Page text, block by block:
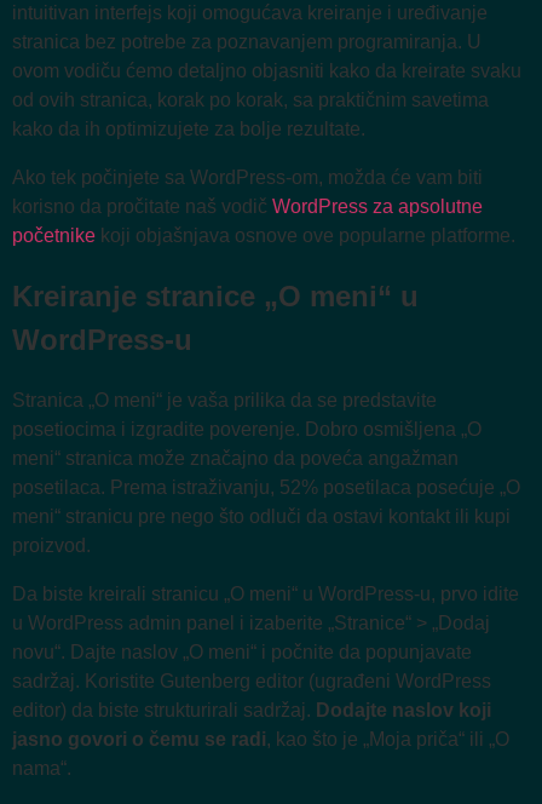
intuitivan interfejs koji omogućava kreiranje i uređivanje
stranica bez potrebe za poznavanjem programiranja. U
ovom vodiču ćemo detaljno objasniti kako da kreirate svaku
od ovih stranica, korak po korak, sa praktičnim savetima
kako da ih optimizujete za bolje rezultate.
Ako tek počinjete sa WordPress-om, možda će vam biti
korisno da pročitate naš vodič WordPress za apsolutne
početnike koji objašnjava osnove ove popularne platforme.
Kreiranje stranice „O meni“ u
WordPress-u
Stranica „O meni“ je vaša prilika da se predstavite
posetiocima i izgradite poverenje. Dobro osmišljena „O
meni“ stranica može značajno da poveća angažman
posetilaca. Prema istraživanju, 52% posetilaca posećuje „O
meni“ stranicu pre nego što odluči da ostavi kontakt ili kupi
proizvod.
Da biste kreirali stranicu „O meni“ u WordPress-u, prvo idite
u WordPress admin panel i izaberite „Stranice“ > „Dodaj
novu“. Dajte naslov „O meni“ i počnite da popunjavate
sadržaj. Koristite Gutenberg editor (ugrađeni WordPress
editor) da biste strukturirali sadržaj. Dodajte naslov koji
jasno govori o čemu se radi, kao što je „Moja priča“ ili „O
nama“.